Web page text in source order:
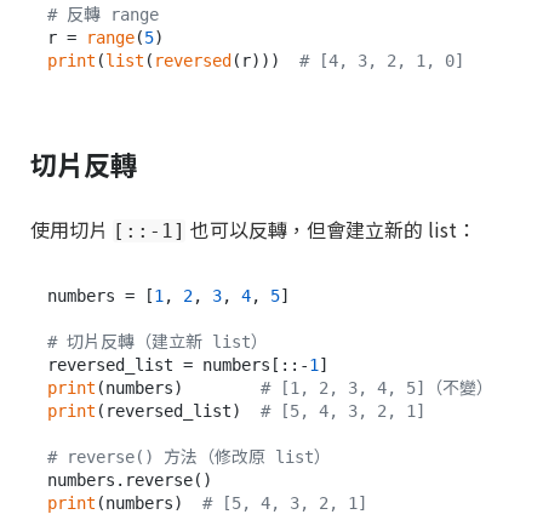
# 反轉 range
r =
range(5
print (list ( reversed (r))) # [4, 3, 2, 1, 0]
切片反轉
使用切片 [::-1] 也可以反轉，但會建立新的 list：
numbers = [1 , 2, 3, 4, 5]
# 切片反轉（建立新 list）
reversed_list = numbers[::-1
print (numbers) # [1, 2, 3, 4, 5]（不變）
print (reversed_list) # [5, 4, 3, 2, 1]
# reverse() 方法（修改原 list）
print (numbers) # [5, 4, 3, 2, 1]